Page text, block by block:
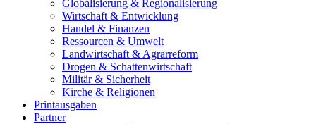
Globalisierung & Regionalisierung
Wirtschaft & Entwicklung
Handel & Finanzen
Ressourcen & Umwelt
Landwirtschaft & Agrarreform
Drogen & Schattenwirtschaft
Militär & Sicherheit
Kirche & Religionen
Printausgaben
Partner